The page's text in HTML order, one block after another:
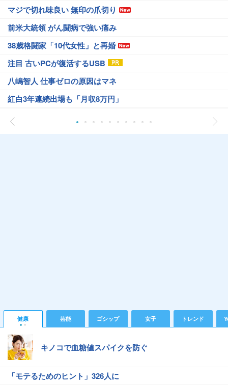
マジで切れ味良い 無印の爪切り
前米大統領 がん闘病で強い痛み
38歳格闘家「10代女性」と再婚
注目 古いPCが復活するUSB
八嶋智人 仕事ゼロの原因はマネ
紅白3年連続出場も「月収8万円」
健康 芸能 ゴシップ 女子 トレンド
キノコで血糖値スパイクを防ぐ
「モテるためのヒント」326人に